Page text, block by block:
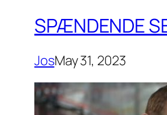
SPÆNDENDE
JosMay 31, 2023